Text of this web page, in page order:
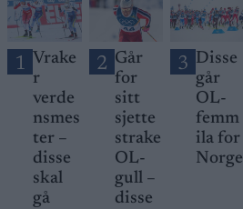
1 Vrake
r
verde
nsmes
ter –
disse
skal
gå
2 Går
for
sitt
sjette
strake
OL-
gull –
disse
3 Disse
går
OL-
femm
ila for
Norge